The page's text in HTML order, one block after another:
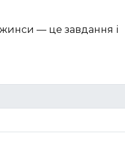
— це завдання і